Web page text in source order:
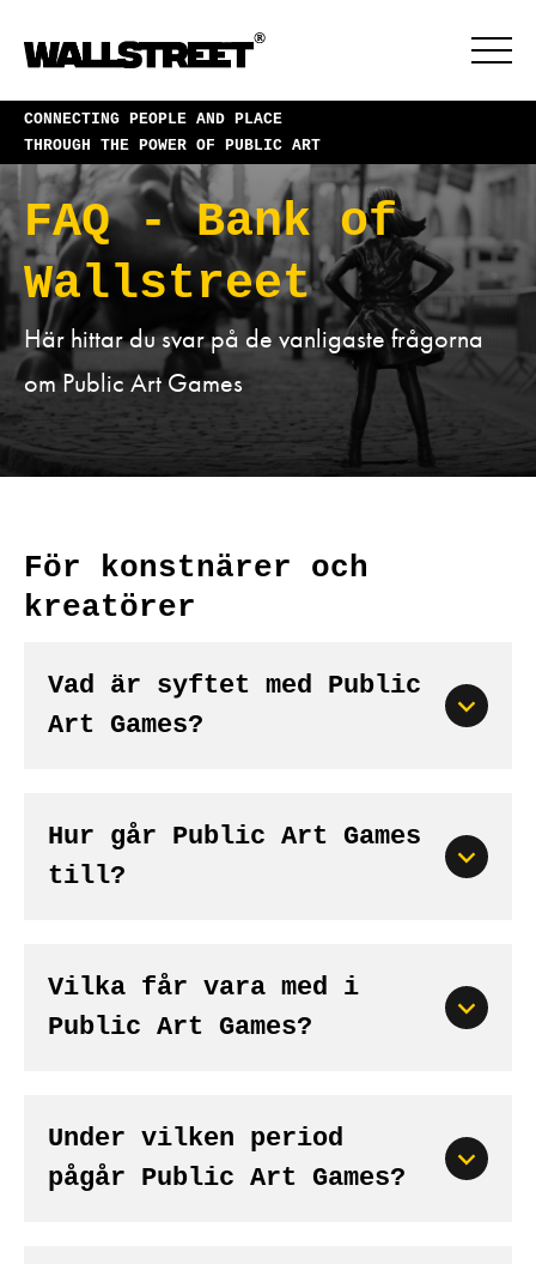
CONNECTING PEOPLE AND PLACE
THROUGH THE POWER OF PUBLIC ART
FAQ - Bank of
Wallstreet
Här hittar du svar på de vanligaste frågorna
om Public Art Games
För konstnärer och
kreatörer
Vad är syftet med Public
Art Games?
Hur går Public Art Games
till?
Vilka får vara med i
Public Art Games?
Under vilken period
pågår Public Art Games?